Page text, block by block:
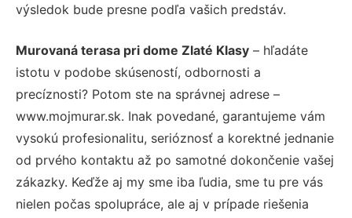
výsledok bude presne podľa vašich predstáv.
Murovaná terasa pri dome Zlaté Klasy – hľadáte
istotu v podobe skúseností, odbornosti a
precíznosti? Potom ste na správnej adrese –
www.mojmurar.sk. Inak povedané, garantujeme vám
vysokú profesionalitu, serióznosť a korektné jednanie
od prvého kontaktu až po samotné dokončenie vašej
zákazky. Keďže aj my sme iba ľudia, sme tu pre vás
nielen počas spolupráce, ale aj v prípade riešenia